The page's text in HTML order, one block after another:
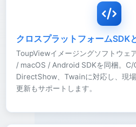
クロスプラットフォームSDK
ToupViewイメージングソフトウェ
/ macOS / Android SDKを同梱。C/
DirectShow、Twainに対応し、現
更新もサポートします。